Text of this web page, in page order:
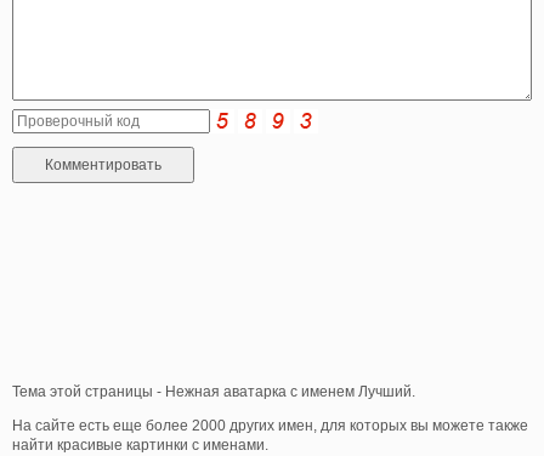
Тема этой страницы - Нежная аватарка с именем Лучший.
На сайте есть еще более 2000 других имен, для которых вы можете также
найти красивые картинки с именами.